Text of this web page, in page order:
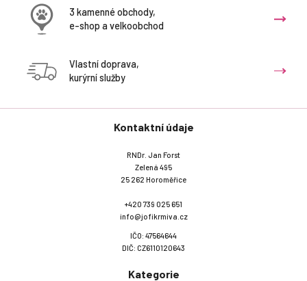
3 kamenné obchody,
e-shop a velkoobchod
Vlastní doprava,
kurýrní služby
Kontaktní údaje
RNDr. Jan Forst
Zelená 495
25 262 Horoměřice
+420 739 025 651
info@jofikrmiva.cz
IČO: 47564644
DIČ: CZ6110120643
Kategorie